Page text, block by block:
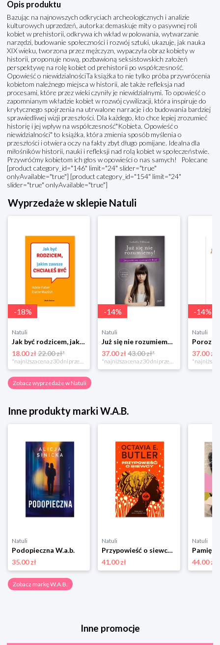
Opis produktu
Bazując na najnowszych odkryciach archeologicznych i analizie
kulturowych uprzedzeń, autorka: demaskuje mity o pasywnej roli
kobiet w prehistorii, odkrywa ich wkład w polowania, wytwarzanie
narzędzi, budowanie społeczności i rozwój sztuki, ukazuje, jak nauka
XIX wieku, tworzona przez mężczyzn, wypaczyła obraz kobiety w
historii, proponuje nową, pozbawioną seksistowskich założeń
perspektywę na rolę kobiet od prehistorii po współczesność.
Opowieść o niewidzialnościTa książka to nie tylko próba przywrócenia
kobietom należnego miejsca w historii, ale także refleksja nad
procesami, które przez wieki czyniły je niewidzialnymi. To opowieść o
zapomnianym wkładzie kobiet w rozwój cywilizacji, która inspiruje do
krytycznego spojrzenia na utrwalone narracje i do budowania bardziej
sprawiedliwej wizji przeszłości. Dla każdego, kto chce lepiej zrozumieć
historię i jej wpływ na współczesność"Kobieta. Opowieść o
niewidzialności" to książka, która zmienia sposób myślenia o
przeszłości i otwiera oczy na fakty zbyt długo pomijane. Idealna dla
miłośników historii, nauki i refleksji nad rolą kobiet w społeczeństwie.
Przywróćmy kobietom ich głos w opowieści o nas samych! Polecane
[product category_id="146" limit="24" slider="true"
onlyAvailable="true"] [product category_id="154" limit="24"
slider="true" onlyAvailable="true"]
Wyprzedaże w sklepie Natuli
-18%
Natuli
Jak być rodzicem, jakim zawsze chciałeś być Media rodzina
18.00 zł22.00 zł*
*najniższa cena z 30 dni przed obniżką
-14%
Natuli
Już się nie rozumiemy! Jak przeżyć czas trzaskających drzwi Esprit
37.00 zł 43.00 zł*
*najniższa cena z 30 dni przed obniżką
-14%
Natuli
37.00 zł
Zobacz wyprzedaże w Natuli
Inne produkty marki W.A.B.
Natuli
Podopieczna W.a.b.
35.00 zł
Natuli
Przypowieść o siewcy W.a.b.
41.00 zł
Natuli
44.00 zł
Zobacz markę W.A.B.
Inne promocje